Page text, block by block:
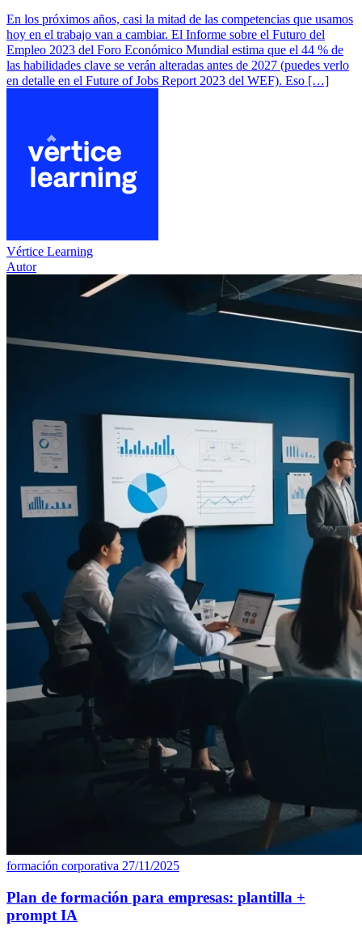
En los próximos años, casi la mitad de las competencias que usamos
hoy en el trabajo van a cambiar. El Informe sobre el Futuro del
Empleo 2023 del Foro Económico Mundial estima que el 44 % de
las habilidades clave se verán alteradas antes de 2027 (puedes verlo
en detalle en el Future of Jobs Report 2023 del WEF). Eso […]
Vértice Learning
Autor
formación corporativa 27/11/2025
Plan de formación para empresas: plantilla +
prompt IA